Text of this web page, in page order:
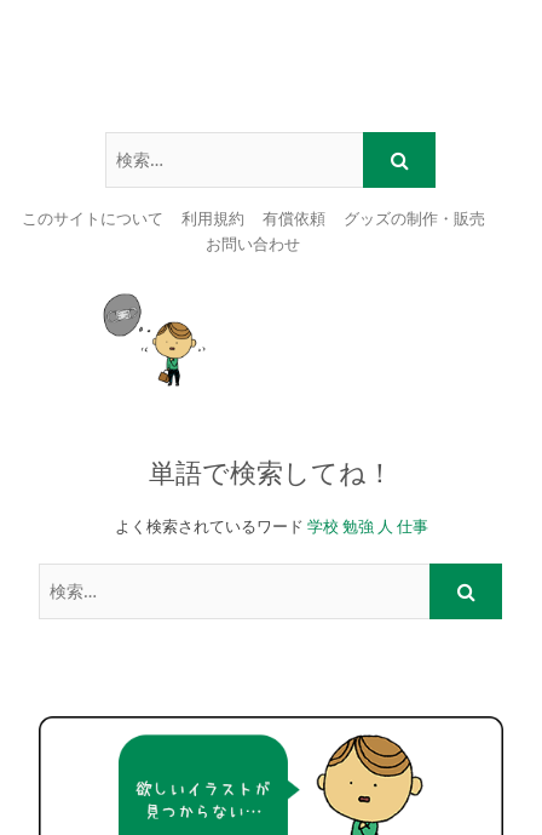
このサイトについて 利用規約 有償依頼
グッズの制作・販売
お問い合わせ
to
content
単語で検索してね！
よく検索されているワード 学校 勉強 人 仕事